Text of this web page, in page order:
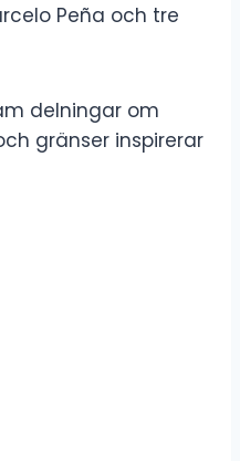
Peña och tre
delningar om
gränser inspirerar